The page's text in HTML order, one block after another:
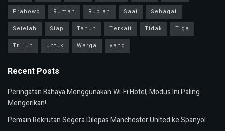
Prabowo
Rumah Rupiah Saat
Sebagai
Setelah
Siap Tahun Terkait Tidak
Tiga
Triliun
untuk Warga yang
Recent Posts
Peringatan Bahaya Menggunakan Wi-Fi Hotel, Modus Ini Paling
Mengerikan!
Pemain Rekrutan Segera Dilepas Manchester United ke Spanyol